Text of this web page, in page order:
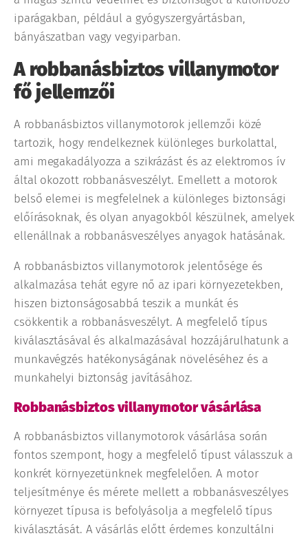
iparágakban, például a gyógyszergyártásban,
bányászatban vagy vegyiparban.
A robbanásbiztos villanymotor
fő jellemzői
A robbanásbiztos villanymotorok jellemzői közé
tartozik, hogy rendelkeznek különleges burkolattal,
ami megakadályozza a szikrázást és az elektromos ív
által okozott robbanásveszélyt. Emellett a motorok
belső elemei is megfelelnek a különleges biztonsági
előírásoknak, és olyan anyagokból készülnek, amelyek
ellenállnak a robbanásveszélyes anyagok hatásának.
A robbanásbiztos villanymotorok jelentősége és
alkalmazása tehát egyre nő az ipari környezetekben,
hiszen biztonságosabbá teszik a munkát és
csökkentik a robbanásveszélyt. A megfelelő típus
kiválasztásával és alkalmazásával hozzájárulhatunk a
munkavégzés hatékonyságának növeléséhez és a
munkahelyi biztonság javításához.
Robbanásbiztos villanymotor vásárlása
A robbanásbiztos villanymotorok vásárlása során
fontos szempont, hogy a megfelelő típust válasszuk a
konkrét környezetünknek megfelelően. A motor
teljesítménye és mérete mellett a robbanásveszélyes
környezet típusa is befolyásolja a megfelelő típus
kiválasztását. A vásárlás előtt érdemes konzultálni